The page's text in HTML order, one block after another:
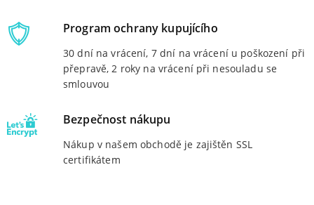
Program ochrany kupujícího
30 dní na vrácení, 7 dní na vrácení u poškození při
přepravě, 2 roky na vrácení při nesouladu se
smlouvou
Bezpečnost nákupu
Nákup v našem obchodě je zajištěn SSL
certifikátem